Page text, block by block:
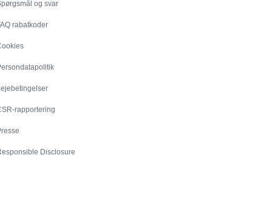
og svar
rabatkoder
rapportering
Disclosure